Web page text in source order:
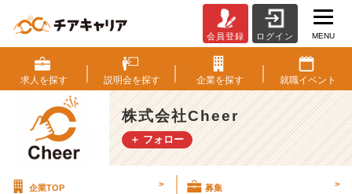
報】
企
業
の
思
い
会員登録 ログイン MENU
求人を探す 説明会を探す 企業を探す 就職イベント
株式会社Cheer
＋ フォロー
企業TOP > 募集 >